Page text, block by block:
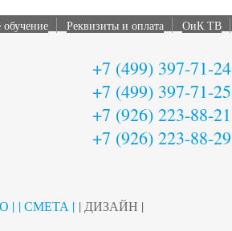
Реквизиты и оплата ОиК ТВ
+7 (499) 397-71-24
+7 (499) 397-71-25
+7 (926) 223-88-21
+7 (926) 223-88-29
| | СМЕТА | | ДИЗАЙН |